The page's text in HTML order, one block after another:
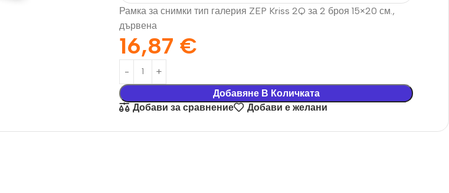
Рамка за снимки тип галерия ZEP Kriss 2Q за 2 броя 15×20 см.,
дървена
16,87€
Добавяне В Количката
Добави за сравнение
Добави е желани